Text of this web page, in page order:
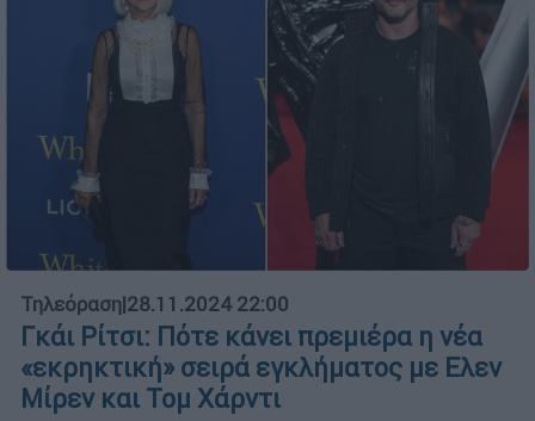
Τηλεόραση|28.11.2024 22:00
Γκάι Ρίτσι: Πότε κάνει πρεμιέρα η νέα
«εκρηκτική» σειρά εγκλήματος με Ελεν
Μίρεν και Τομ Χάρντι